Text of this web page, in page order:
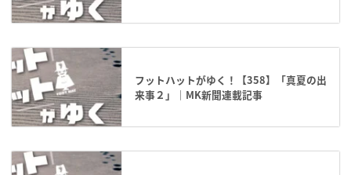
フットハットがゆく！【358】「真夏の出
来事２」｜MK新聞連載記事